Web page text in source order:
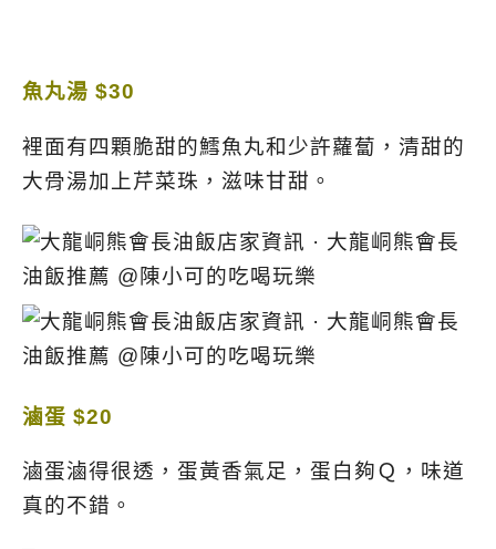
魚丸湯 $30
裡面有四顆脆甜的鱈魚丸和少許蘿蔔， 清甜的
大骨湯加上芹菜珠，滋味甘甜。
滷蛋 $20
滷蛋滷得很透，蛋黃香氣足，蛋白夠Ｑ，味道
真的不錯。